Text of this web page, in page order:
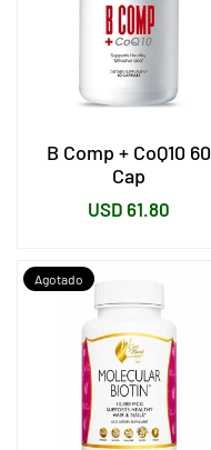
B Comp + CoQ10 60
Cap
Precio
USD 61.80
Agotado